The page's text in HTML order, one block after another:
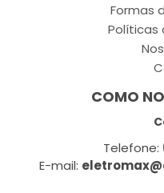
Formas
Políticas
COMO
Telefone:
E-mail: